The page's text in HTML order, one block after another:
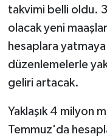
takvimi belli oldu.
olacak yeni
hesaplara
düzenlemelerle
geliri artacak.
Yaklaşık 4 milyon
Temmuz'da